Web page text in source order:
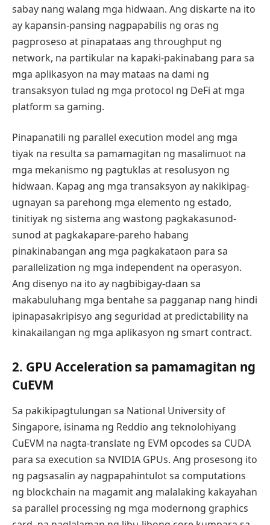
sabay nang walang mga hidwaan. Ang diskarte na ito
ay kapansin-pansing nagpapabilis ng oras ng
pagproseso at pinapataas ang throughput ng
network, na partikular na kapaki-pakinabang para sa
mga aplikasyon na may mataas na dami ng
transaksyon tulad ng mga protocol ng DeFi at mga
platform sa gaming.
Pinapanatili ng parallel execution model ang mga
tiyak na resulta sa pamamagitan ng masalimuot na
mga mekanismo ng pagtuklas at resolusyon ng
hidwaan. Kapag ang mga transaksyon ay nakikipag-
ugnayan sa parehong mga elemento ng estado,
tinitiyak ng sistema ang wastong pagkakasunod-
sunod at pagkakapare-pareho habang
pinakinabangan ang mga pagkakataon para sa
parallelization ng mga independent na operasyon.
Ang disenyo na ito ay nagbibigay-daan sa
makabuluhang mga bentahe sa pagganap nang hindi
ipinapasakripisyo ang seguridad at predictability na
kinakailangan ng mga aplikasyon ng smart contract.
2. GPU Acceleration sa pamamagitan ng
CuEVM
Sa pakikipagtulungan sa National University of
Singapore, isinama ng Reddio ang teknolohiyang
CuEVM na nagta-translate ng EVM opcodes sa CUDA
para sa execution sa NVIDIA GPUs. Ang prosesong ito
ng pagsasalin ay nagpapahintulot sa computations
ng blockchain na magamit ang malalaking kakayahan
sa parallel processing ng mga modernong graphics